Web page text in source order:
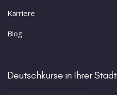
Karriere
Blog
Deutschkurse in Ihrer Stadt